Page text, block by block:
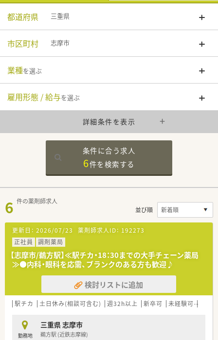
都道府県 三重県
市区町村 志摩市
業種を選ぶ
雇用形態 / 給与を選ぶ
詳細条件を表示
条件に合う求人
6件を検索する
6 件の薬剤師求人
並び順
更新日： 2026/07/23 薬剤師求人ID： 192273
正社員
調剤薬局
【志摩市/鵜方駅】≪駅チカ・18：30までの大手チェーン薬局
≫●内科・眼科を応需、ブランクのある方も歓迎♪
検討リストに追加
駅チカ 土日休み(相談可含む) 週32h以上 新卒可 未経験可
勤務地
三重県 志摩市
鵜方駅 (近鉄志摩線)